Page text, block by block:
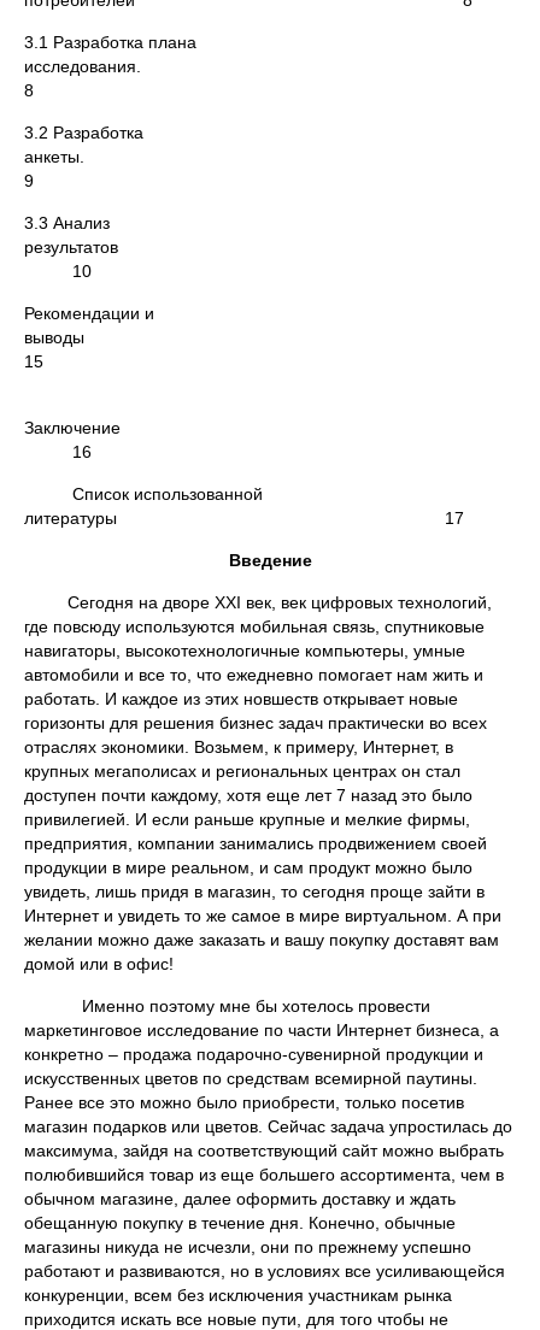
3.1 Разработка плана
исследования.
8
3.2 Разработка
9
3.3 Анализ
10
Рекомендации и
выводы
15
16
Список использованной
литературы 17
Введение
Сегодня на дворе XXI век, век цифровых технологий,
где повсюду используются мобильная связь, спутниковые
навигаторы, высокотехнологичные компьютеры, умные
автомобили и все то, что ежедневно помогает нам жить и
работать. И каждое из этих новшеств открывает новые
горизонты для решения бизнес задач практически во всех
отраслях экономики. Возьмем, к примеру, Интернет, в
крупных мегаполисах и региональных центрах он стал
доступен почти каждому, хотя еще лет 7 назад это было
привилегией. И если раньше крупные и мелкие фирмы,
предприятия, компании занимались продвижением своей
продукции в мире реальном, и сам продукт можно было
увидеть, лишь придя в магазин, то сегодня проще зайти в
Интернет и увидеть то же самое в мире виртуальном. А при
желании можно даже заказать и вашу покупку доставят вам
домой или в офис!
Именно поэтому мне бы хотелось провести
маркетинговое исследование по части Интернет бизнеса, а
конкретно – продажа подарочно-сувенирной продукции и
искусственных цветов по средствам всемирной паутины.
Ранее все это можно было приобрести, только посетив
магазин подарков или цветов. Сейчас задача упростилась до
максимума, зайдя на соответствующий сайт можно выбрать
полюбившийся товар из еще большего ассортимента, чем в
обычном магазине, далее оформить доставку и ждать
обещанную покупку в течение дня. Конечно, обычные
магазины никуда не исчезли, они по прежнему успешно
работают и развиваются, но в условиях все усиливающейся
конкуренции, всем без исключения участникам рынка
приходится искать все новые пути, для того чтобы не